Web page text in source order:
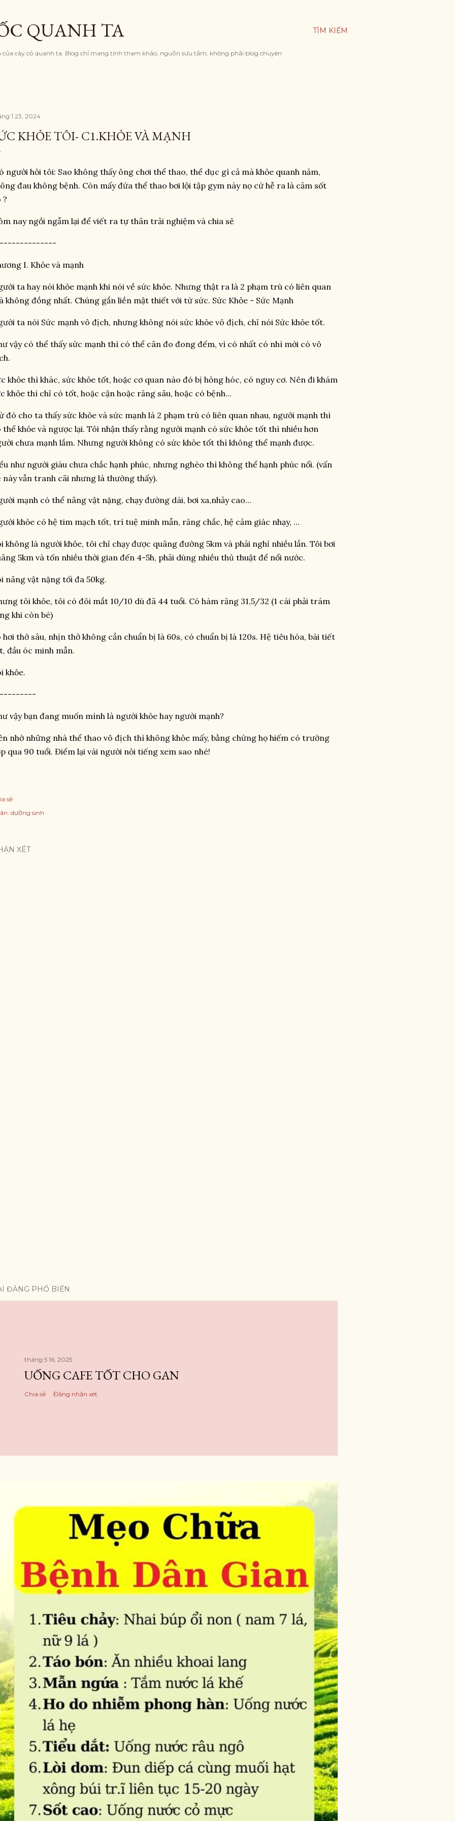
TÌM KIẾM
QUANH TA
cây cỏ quanh ta. Blog chỉ mang tính tham khảo, nguồn sưu tầm, không phải blog chuyên
1 23, 2024
KHỎE TÔI- C1.KHỎE VÀ MẠNH
người hỏi tôi: Sao không thấy ông chơi thể thao, thể dục gì cả mà khỏe quanh năm,
đau không bệnh. Còn mấy đứa thể thao bơi lội tập gym này nọ cứ hễ ra là cảm sốt
?
nay ngồi ngẫm lại để viết ra tự thân trải nghiệm và chia sẻ
I. Khỏe và mạnh
ta hay nói khỏe mạnh khi nói về sức khỏe. Nhưng thật ra là 2 phạm trù có liên quan
không đồng nhất. Chúng gắn liền mật thiết với từ sức. Sức Khỏe - Sức Mạnh
ta nói Sức mạnh vô địch, nhưng không nói sức khỏe vô địch, chỉ nói Sức khỏe tốt.
vậy có thể thấy sức mạnh thì có thể cân đo đong đếm, vì có nhất có nhì mới có vô
khỏe thì khác, sức khỏe tốt, hoặc cơ quan nào đó bị hỏng hóc, có nguy cơ. Nên đi khám
khỏe thì chỉ có tốt, hoặc cận hoặc răng sâu, hoặc có bệnh...
đó cho ta thấy sức khỏe và sức mạnh là 2 phạm trù có liên quan nhau, người mạnh thì
thể khỏe và ngược lại. Tôi nhận thấy rằng người mạnh có sức khỏe tốt thì nhiều hơn
chưa mạnh lắm. Nhưng người không có sức khỏe tốt thì không thể mạnh được.
như người giàu chưa chắc hạnh phúc, nhưng nghèo thì không thể hạnh phúc nổi. (vấn
này vẫn tranh cãi nhưng là thường thấy).
mạnh có thể nâng vật nặng, chạy đường dài, bơi xa,nhảy cao...
khỏe có hệ tim mạch tốt, trí tuệ minh mẫn, răng chắc, hệ cảm giác nhạy, ...
không là người khỏe, tôi chỉ chạy được quãng đường 5km và phải nghỉ nhiều lần. Tôi bơi
5km và tốn nhiều thời gian đến 4-5h, phải dùng nhiều thủ thuật để nổi nước.
nâng vật nặng tối đa 50kg.
tôi khỏe, tôi có đôi mắt 10/10 dù đã 44 tuổi. Có hàm răng 31,5/32 (1 cái phải trám
khi còn bé)
hơi thở sâu, nhịn thở không cần chuẩn bị là 60s, có chuẩn bị là 120s. Hệ tiêu hóa, bài tiết
đầu óc minh mẫn.
khỏe.
vậy bạn đang muốn mình là người khỏe hay người mạnh?
nhớ những nhà thể thao vô địch thì không khỏe mấy, bằng chứng họ hiếm có trường
qua 90 tuổi. Điểm lại vài người nỏi tiếng xem sao nhé!
sẻ
dưỡng sinh
XÉT
ĐĂNG PHỔ BIẾN
tháng 5 16, 2025
UỐNG CAFE TỐT CHO GAN
Chia sẻ Đăng nhận xét